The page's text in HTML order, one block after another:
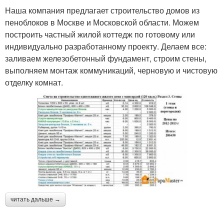
Наша компания предлагает строительство домов из
пеноблоков в Москве и Московской области. Можем
построить частный жилой коттедж по готовому или
индивидуально разработанному проекту. Делаем все:
заливаем железобетонный фундамент, строим стены,
выполняем монтаж коммуникаций, черновую и чистовую
отделку комнат.
читать дальше →